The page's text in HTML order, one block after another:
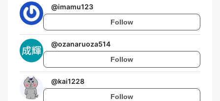
@imamu123
Follow
@ozanaruoza514
Follow
@kai1228
Follow